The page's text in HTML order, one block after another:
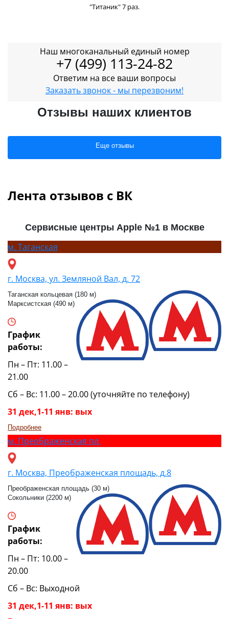
"Титаник" 7 раз.
Наш многоканальный единый номер
+7 (499) 113-24-82
Ответим на все ваши вопросы
Заказать звонок - мы перезвоним!
Отзывы наших клиентов
Еще отзывы
Лента отзывов с ВК
Сервисные центры Apple №1 в Москве
м. Таганская
г. Москва, ул. Земляной Вал, д. 72
Таганская кольцевая (180 м)
Марксистская (490 м)
График
работы:
Пн – Пт: 11.00 –
21.00
Сб – Вс: 11.00 – 20.00 (уточняйте по телефону)
31 дек,1-11 янв: вых
Подробнее
м. Преображенская пл.
г. Москва, Преображенская площадь, д.8
Преображенская площадь (30 м)
Сокольники (2200 м)
График
работы:
Пн – Пт: 10.00 –
20.00
Сб – Вс: Выходной
31 дек,1-11 янв: вых